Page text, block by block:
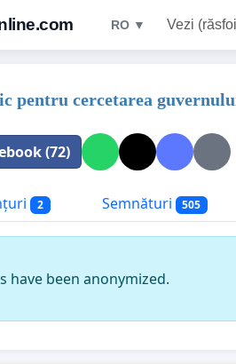
RO ▼ Vezi
pentru cercetarea
(72)
2 Semnături 505
have been anonymized.